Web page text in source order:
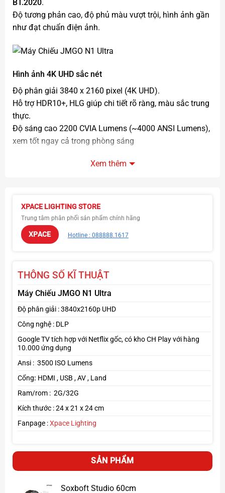
BT.2020.
Độ tương phản cao, độ phủ màu vượt trội, hình ảnh gần
như đạt chuẩn điện ảnh.
Hình ảnh 4K UHD sắc nét
Độ phân giải 3840 x 2160 pixel (4K UHD).
Hỗ trợ HDR10+, HLG giúp chi tiết rõ ràng, màu sắc trung
thực.
Độ sáng cao 2200 CVIA Lumens (~4000 ANSI Lumens),
xem tốt ngay cả trong phòng sáng
Tích hợp Android TV 11: Netflix, YouTube, Disney+,
Prime Video.
Hỗ trợ Chromecast, Google Assistant, điều khiển giọng
nói.
Âm thanh chất lượng cao
Loa stereo
chuẩn Dolby Audio và DTS.
Xem thêm máy chiếu Click tại đây
Fanpage : Xpace Lighting
Xem thêm
XPACE LIGHTING STORE
Trung tâm phân phối sản phẩm chính hãng
XPACE Hotline : 088888.1617
THÔNG SỐ KĨ THUẬT
Máy Chiếu JMGO N1 Ultra
Độ phân giải : 3840x2160p UHD
Công nghệ : DLP
Google TV tích hợp với Netflix gốc, có kho CH Play với hàng
10.000 ứng dụng
Ansi : 3500 ISO Lumens
Cổng: HDMI , USB , AV , Land
Ram/rom : 2G/32G
Kích thước : 24 x 21 x 24 cm
Fanpage :Xpace Lighting
SẢN PHẨM
Soxboft Studio 60cm